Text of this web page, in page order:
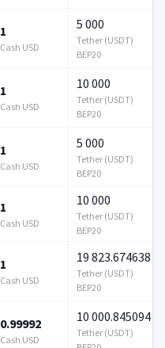
1
Cash USD
5 000
Tether (USDT)
BEP20
1
Cash USD
10 000
Tether (USDT)
BEP20
1
Cash USD
5 000
Tether (USDT)
BEP20
1
Cash USD
10 000
Tether (USDT)
BEP20
1
Cash USD
19 823.674638
Tether (USDT)
BEP20
0.99992
Cash USD
10 000.845094
Tether (USDT)